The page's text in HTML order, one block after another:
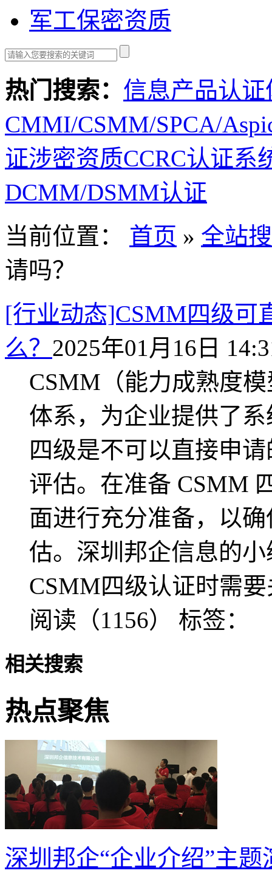
军工保密资质
热门搜索： 信息产品认证
CMMI/CSMM/SPCA/
证涉密资质CCRC认证系
DCMM/DSMM认证
当前位置：
首页 » 全站
请吗？
[行业动态]CSMM四级可
么？ 2025年01月16日
CSMM（能力成熟度
体系，为企业提供了
四级是不可以直接申
评估。在准备 CSMM
面进行充分准备，以
估。深圳邦企信息的
CSMM四级认证时需
阅读（1156） 标签：
相关搜索
热点聚焦
深圳邦企“企业介绍”主